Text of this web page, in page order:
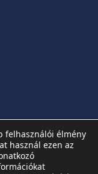
felhasználói élmény
használ ezen az